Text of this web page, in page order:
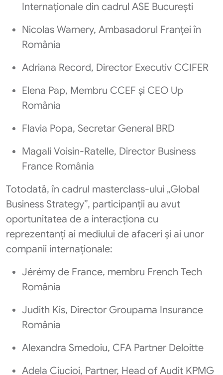
Internaționale din cadrul ASE București
Nicolas Warnery, Ambasadorul Franței în
România
Adriana Record, Director Executiv CCIFER
Elena Pap, Membru CCEF și CEO Up
România
Flavia Popa, Secretar General BRD
Magali Voisin-Ratelle, Director Business
France România
Totodată, în cadrul masterclass-ului „Global
Business Strategy”, participanții au avut
oportunitatea de a interacționa cu
reprezentanți ai mediului de afaceri și ai unor
companii internaționale:
Jérémy de France, membru French Tech
România
Judith Kis, Director Groupama Insurance
România
Alexandra Smedoiu, CFA Partner Deloitte
Adela Ciucioi, Partner, Head of Audit KPMG